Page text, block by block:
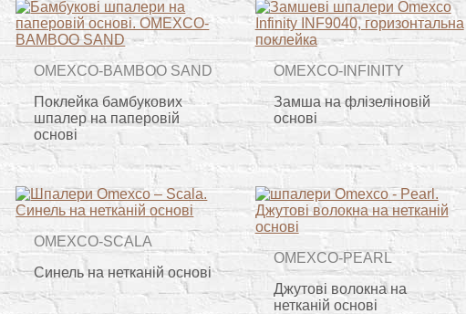
OMEXCO-BAMBOO SAND
Поклейка бамбукових
шпалер на паперовій
основі
OMEXCO-INFINITY
Замша на флізеліновій
основі
OMEXCO-SCALA
Синель на нетканій основі
OMEXCO-PEARL
Джутові волокна на
нетканій основі